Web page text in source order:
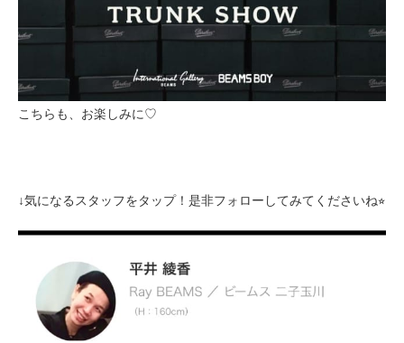
こちらも、お楽しみに♡
↓気になるスタッフをタップ！是非フォローしてみてくださいね⭐︎